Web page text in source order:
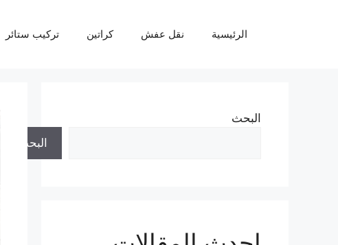
الرئيسية نقل عفش كراتين تركيب ستائر
البحث
البحث